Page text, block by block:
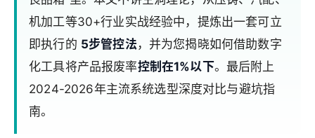
机加工等30+行业实战经验中，提炼出一套可立
即执行的 5步管控法 ，并为您揭晓如何借助数字
化工具将产品报废率控制在1%以下。最后附上
2024-2026年主流系统选型深度对比与避坑指
南。